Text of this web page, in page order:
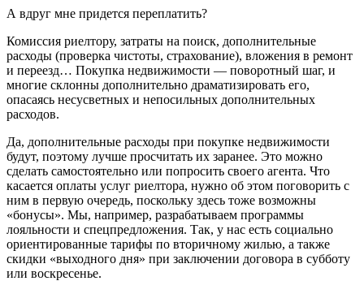
А вдруг мне придется переплатить?
Комиссия риелтору, затраты на поиск, дополнительные
расходы (проверка чистоты, страхование), вложения в ремонт
и переезд… Покупка недвижимости — поворотный шаг, и
многие склонны дополнительно драматизировать его,
опасаясь несусветных и непосильных дополнительных
расходов.
Да, дополнительные расходы при покупке недвижимости
будут, поэтому лучше просчитать их заранее. Это можно
сделать самостоятельно или попросить своего агента. Что
касается оплаты услуг риелтора, нужно об этом поговорить с
ним в первую очередь, поскольку здесь тоже возможны
«бонусы». Мы, например, разрабатываем программы
лояльности и спецпредложения. Так, у нас есть социально
ориентированные тарифы по вторичному жилью, а также
скидки «выходного дня» при заключении договора в субботу
или воскресенье.